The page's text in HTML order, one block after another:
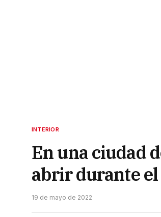
INTERIOR
En una ciudad
abrir durante el
19 de mayo de 2022